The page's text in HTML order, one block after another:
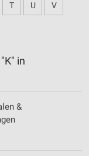
T U V
in
&